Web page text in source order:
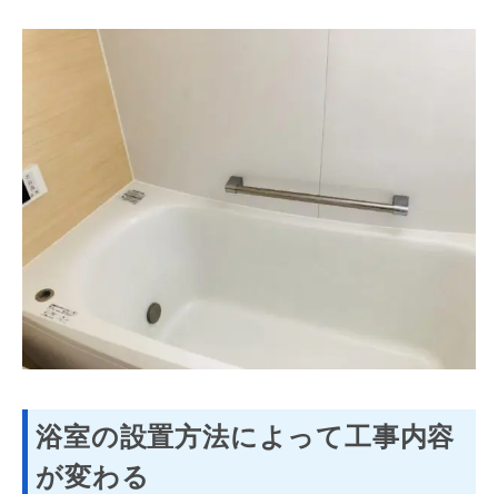
浴室の設置方法によって工事内容
が変わる